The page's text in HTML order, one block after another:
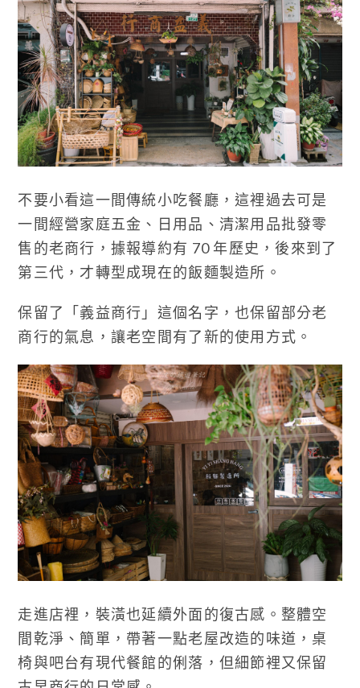
不要小看這一間傳統小吃餐廳，這裡過去可是
一間經營家庭五金、日用品、清潔用品批發零
售的老商行，據報導約有 70 年歷史，後來到了
第三代，才轉型成現在的飯麵製造所。
保留了「義益商行」這個名字，也保留部分老
商行的氣息，讓老空間有了新的使用方式。
走進店裡，裝潢也延續外面的復古感。整體空
間乾淨、簡單，帶著一點老屋改造的味道，桌
椅與吧台有現代餐館的俐落，但細節裡又保留